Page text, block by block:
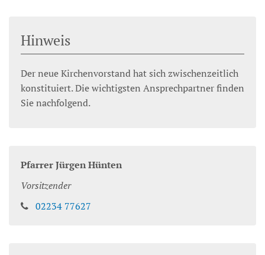
Hinweis
Der neue Kirchenvorstand hat sich zwischenzeitlich
konstituiert. Die wichtigsten Ansprechpartner finden
Sie nachfolgend.
PfarrerJürgenHünten
Vorsitzender
02234 77627